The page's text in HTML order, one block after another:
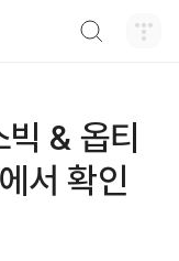
& 옵티
서 확인